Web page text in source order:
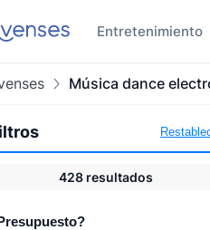
Entretenimiento
Música dance
428 resultados